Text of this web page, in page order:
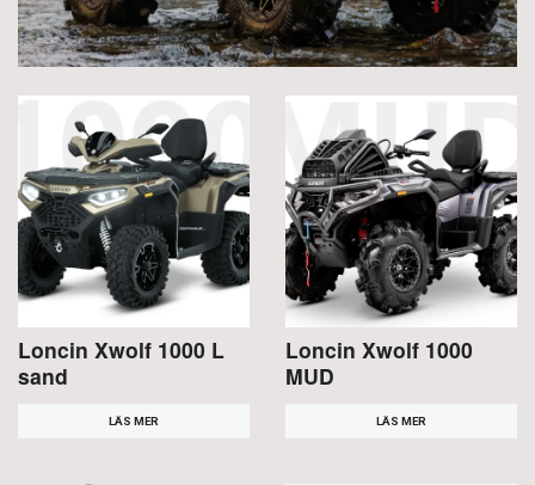
Loncin Xwolf 1000 L
sand
LÄS MER
Loncin Xwolf 1000
MUD
LÄS MER